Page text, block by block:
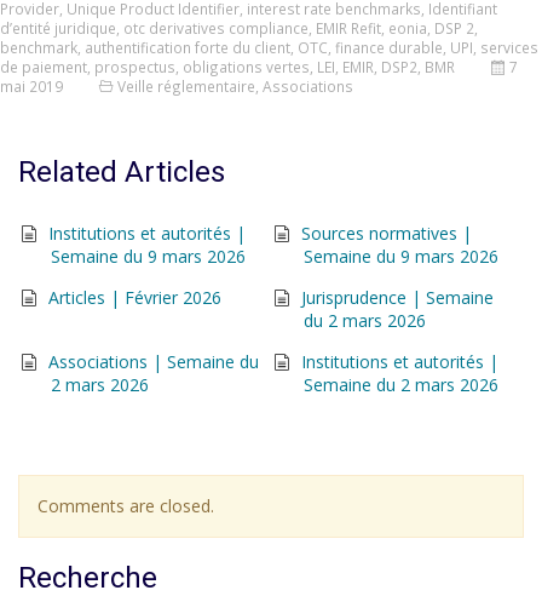
Provider Unique Product Identifier interest rate benchmarks Identifiant
d’entité juridique otc derivatives compliance EMIR Refit eonia DSP 2
benchmark authentification forte du client OTC finance durable UPI services
de paiement prospectus obligations vertes LEI EMIR DSP2 BMR
7
mai 2019
Veille réglementaire Associations
Related Articles
Institutions et autorités |
Semaine du 9 mars 2026
Sources normatives |
Semaine du 9 mars 2026
Articles | Février 2026
Jurisprudence | Semaine
du 2 mars 2026
Associations | Semaine du
2 mars 2026
Institutions et autorités |
Semaine du 2 mars 2026
Comments are closed.
Recherche